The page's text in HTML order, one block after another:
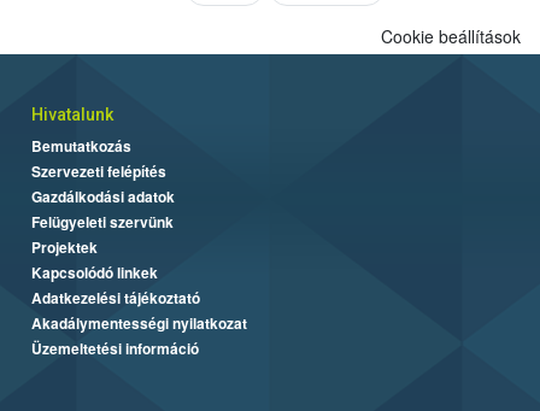
Cookie beállítások
Hivatalunk
Bemutatkozás
Szervezeti felépítés
Gazdálkodási adatok
Felügyeleti szervünk
Projektek
Kapcsolódó linkek
Adatkezelési tájékoztató
Akadálymentességi nyilatkozat
Üzemeltetési információ